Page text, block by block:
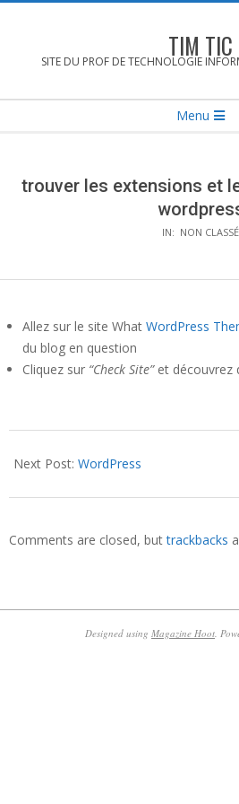
content
TIM TIC
SITE DU PROF DE TECHNOLOGIE
Menu
trouver les extensions et
IN: NON CLASSÉ
Allez sur le site What WordPress
du blog en question
Cliquez sur “Check Site”et découvrez
01-
Next Post: WordPress
Comments are closed, buttrackbacks
Designed using Magazine Hoot .